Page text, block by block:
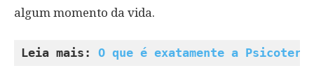
algum momento da vida.
Leia mais: O que é exatamente a